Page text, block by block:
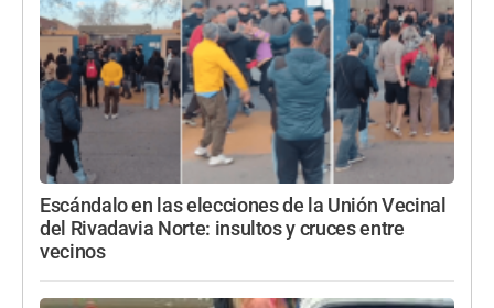
Escándalo en las elecciones de la Unión Vecinal
del Rivadavia Norte: insultos y cruces entre
vecinos